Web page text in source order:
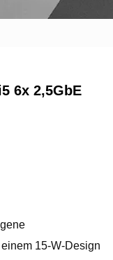
6x 2,5GbE
15-W-Design